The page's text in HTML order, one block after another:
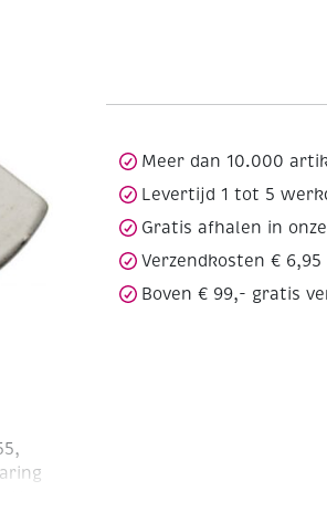
Meer dan 10.000
Levertijd 1 tot 5
Gratis afhalen in
Verzendkosten € 6,95
Boven € 99,- gratis